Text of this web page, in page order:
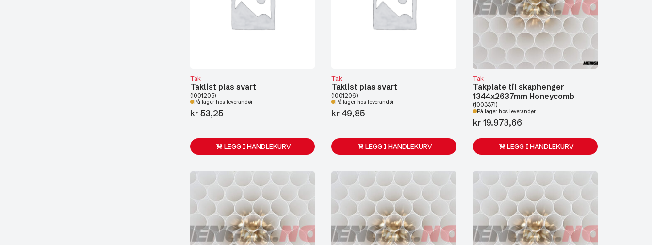
Tak
Taklist plas svart
(1001205)
På lager hos leverandør
kr53,25
LEGG I HANDLEKURV
Tak
Taklist plas svart
(1001206)
På lager hos leverandør
kr49,85
LEGG I HANDLEKURV
Tak
Takplate til skaphenger
1344x2637mm Honeycomb
(1003371)
På lager hos leverandør
kr19.973,66
LEGG I HANDLEKURV